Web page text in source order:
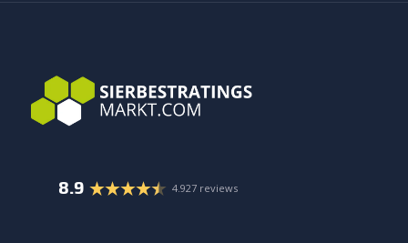
8.9 4.927 reviews